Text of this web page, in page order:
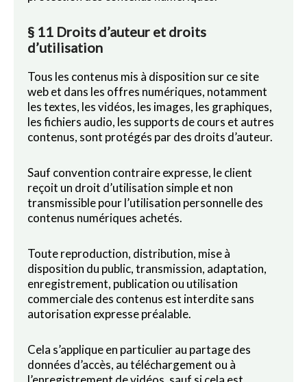
§ 11 Droits d’auteur et droits
d’utilisation
Tous les contenus mis à disposition sur ce site
web et dans les offres numériques, notamment
les textes, les vidéos, les images, les graphiques,
les fichiers audio, les supports de cours et autres
contenus, sont protégés par des droits d’auteur.
Sauf convention contraire expresse, le client
reçoit un droit d’utilisation simple et non
transmissible pour l’utilisation personnelle des
contenus numériques achetés.
Toute reproduction, distribution, mise à
disposition du public, transmission, adaptation,
enregistrement, publication ou utilisation
commerciale des contenus est interdite sans
autorisation expresse préalable.
Cela s’applique en particulier au partage des
données d’accès, au téléchargement ou à